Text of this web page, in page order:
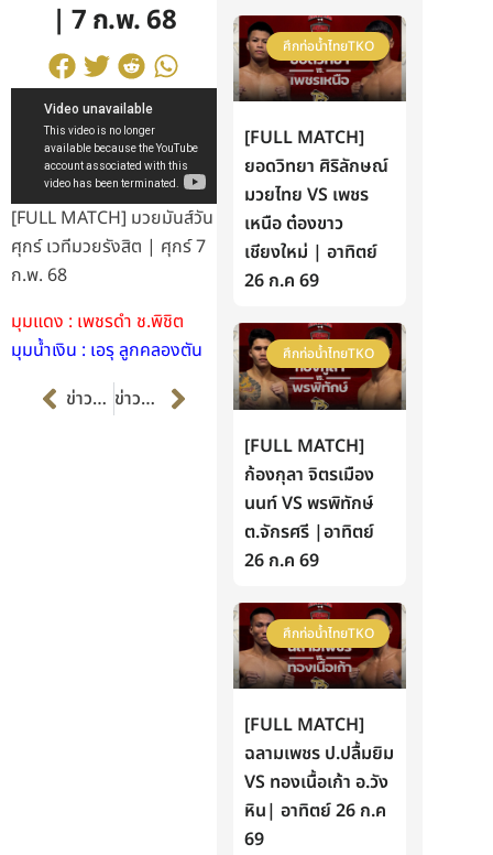
| 7 ก.พ. 68
[FULL MATCH] มวยมันส์วัน
ศุกร์ เวทีมวยรังสิต | ศุกร์ 7
ก.พ. 68
มุมแดง : เพชรดำ ช.พิชิต
มุมน้ำเงิน : เอรุ ลูกคลองตัน
Prevข่าวก่อนหน้า ข่าวต่อไป Next
ศึกท่อน้ำไทยTKO
[FULL MATCH]
ยอดวิทยา ศิริลักษณ์
มวยไทย VS เพชร
เหนือ ต๋องขาว
เชียงใหม่ | อาทิตย์
26 ก.ค 69
ศึกท่อน้ำไทยTKO
[FULL MATCH]
ก้องกุลา จิตรเมือง
นนท์ VS พรพิทักษ์
ต.จักรศรี |อาทิตย์
26 ก.ค 69
ศึกท่อน้ำไทยTKO
[FULL MATCH]
ฉลามเพชร ป.ปลื้มยิม
VS ทองเนื้อเก้า อ.วัง
หิน| อาทิตย์ 26 ก.ค
69